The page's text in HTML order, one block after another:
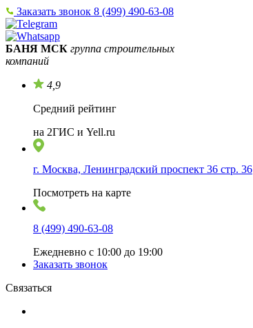
Заказать звонок 8 (499) 490-63-08
БАНЯ МСК группа строительных
компаний
4,9
Средний рейтинг
на 2ГИС и Yell.ru
г. Москва, Ленинградский проспект 36 стр. 36
Посмотреть на карте
8 (499) 490-63-08
Ежедневно с 10:00 до 19:00
Заказать звонок
Связаться